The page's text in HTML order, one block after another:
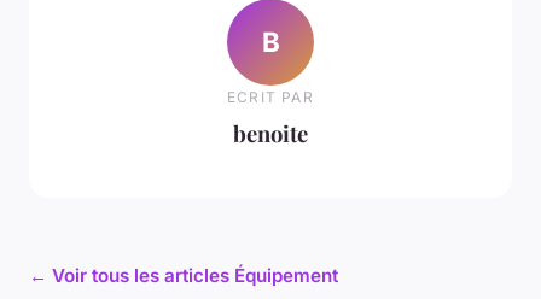
B
ECRIT PAR
benoite
← Voir tous les articles Équipement